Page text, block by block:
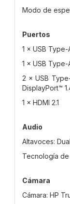
Modo de
Puertos
1 × USB Type-
1 × USB Type-
2 × USB
DisplayPort™
1 × HDMI 2.1
Audio
Altavoces:
Tecnología
Cámara
Cámara: HP